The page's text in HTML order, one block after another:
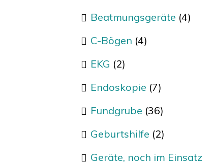
Beatmungsgeräte (4)
C-Bögen (4)
EKG (2)
Endoskopie (7)
Fundgrube (36)
Geburtshilfe (2)
Geräte, noch im Einsatz